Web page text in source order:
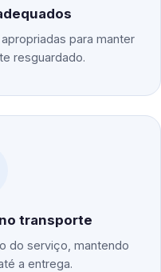
para manter
resguardado.
transporte
do serviço, mantendo
a entrega.